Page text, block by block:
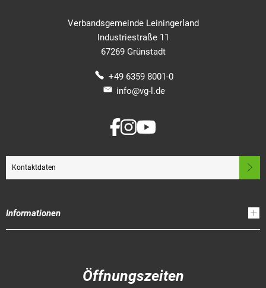
Verbandsgemeinde Leiningerland
Industriestraße 11
67269 Grünstadt
+49 6359 8001-0
info@vg-l.de
Kontaktdaten
Informationen
Öffnungszeiten